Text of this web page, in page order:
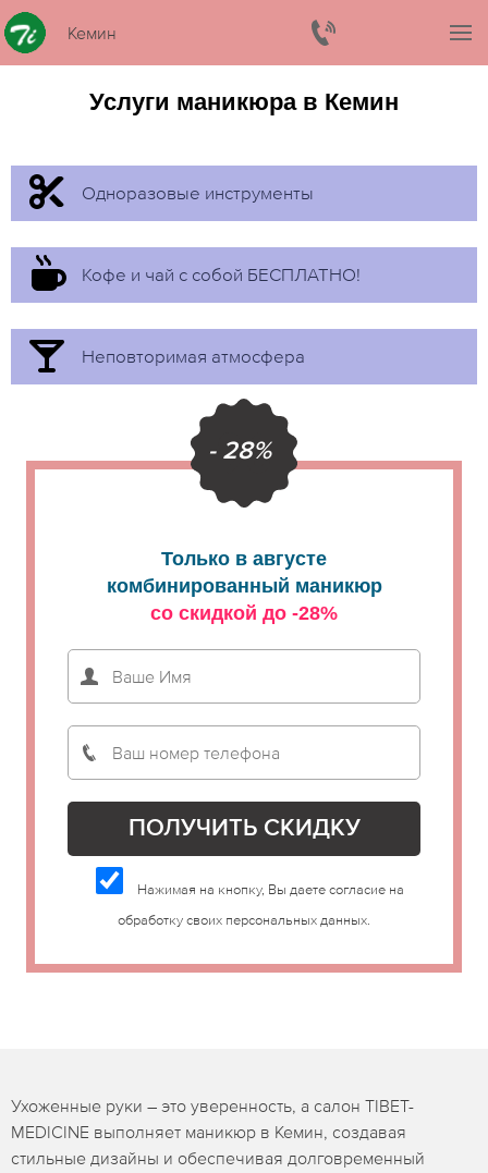
Кемин
Услуги маникюра в Кемин
Одноразовые инструменты
Кофе и чай с собой БЕСПЛАТНО!
Неповторимая атмосфера
- 28%
Только в августе
комбинированный маникюр
со скидкой до -28%
Нажимая на кнопку, Вы даете согласие на
обработку своих персональных данных.
Ухоженные руки – это уверенность, а салон TIBET-
MEDICINE выполняет маникюр в Кемин, создавая
стильные дизайны и обеспечивая долговременный